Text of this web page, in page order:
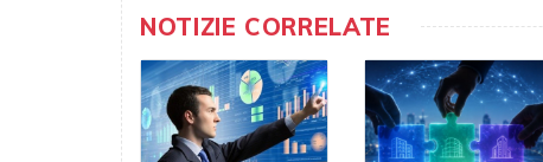
NOTIZIE CORRELATE